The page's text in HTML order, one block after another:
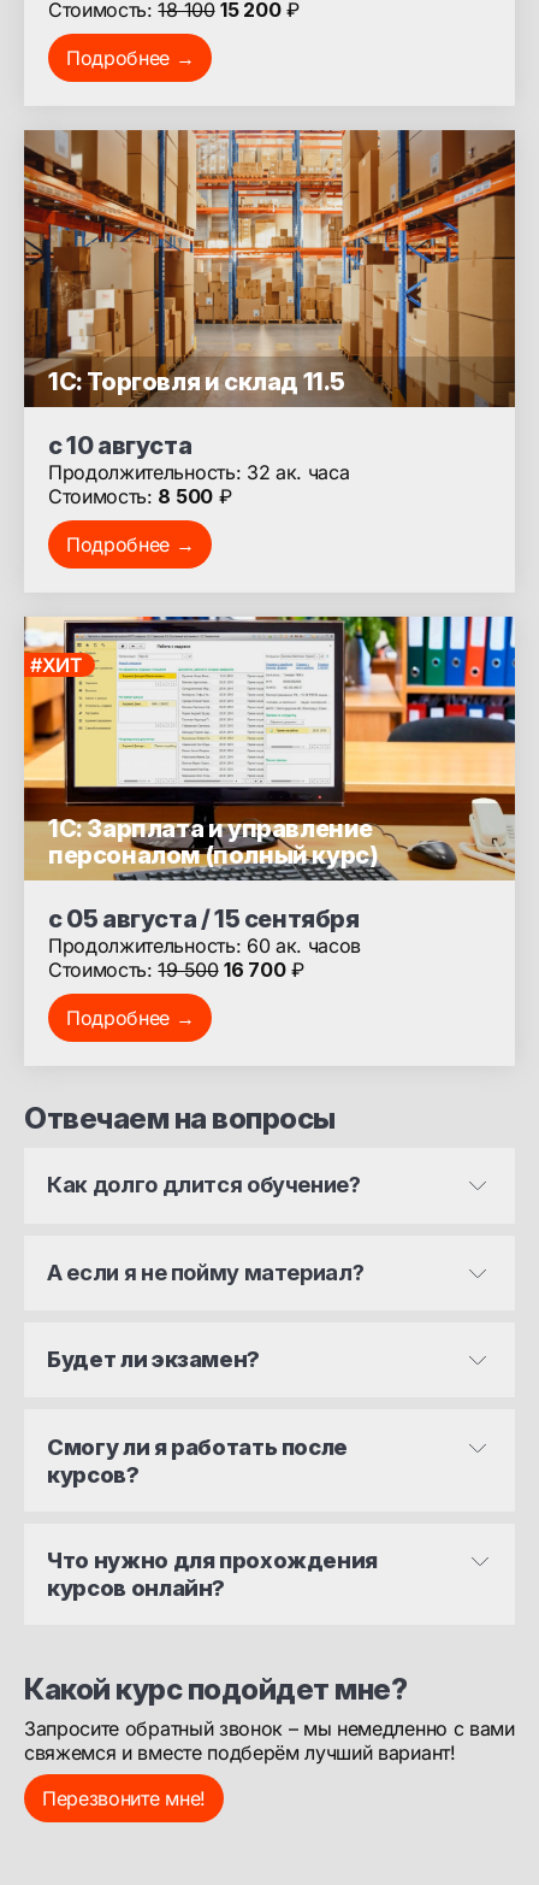
Стоимость:18 100 15 200₽
Подробнее →
1С: Торговля и склад 11.5
с 10 августа
Продолжительность: 32 ак. часа
Стоимость: 8 500₽
Подробнее →
#ХИТ
1С: Зарплата и управление
персоналом (полный курс)
с 05 августа / 15 сентября
Продолжительность: 60 ак. часов
Стоимость:19 500 16 700₽
Подробнее →
Отвечаем на вопросы
Как долго длится обучение?
А если я не пойму материал?
Будет ли экзамен?
Смогу ли я работать после
курсов?
"Своих не бросаем"
Что нужно для прохождения
курсов онлайн?
Какой курс подойдет мне?
Запросите обратный звонок – мы немедленно с вами
свяжемся и вместе подберём лучший вариант!
Перезвоните мне!